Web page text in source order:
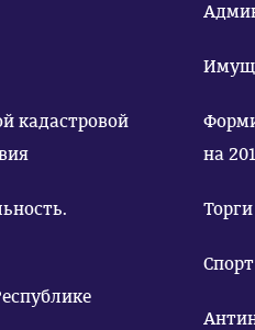
кадастровой
на
Торги